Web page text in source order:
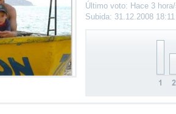
Último voto: Hace 3
Subida: 31.12.2008